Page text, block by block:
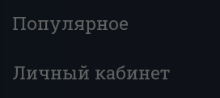
Популярное
Личный кабинет